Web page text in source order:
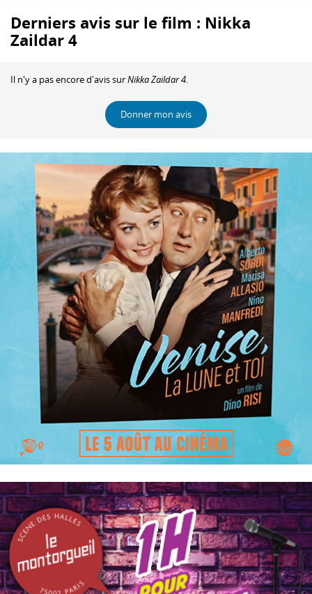
Derniers avis sur le film : Nikka
Zaildar 4
Il n'y a pas encore d'avis surNikka Zaildar 4.
Donner mon avis